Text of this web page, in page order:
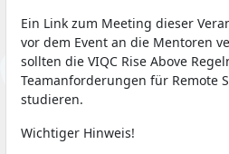
Ein Link zum Meeting dieser
vor dem Event an die Mentoren
sollten die VIQC Rise Above
Teamanforderungen für Remote
studieren.
Wichtiger Hinweis!